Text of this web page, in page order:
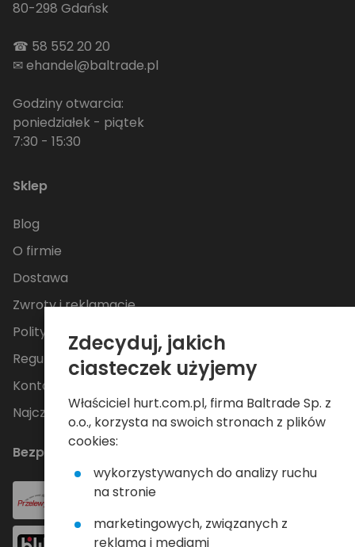
80-298 Gdańsk
☎ 58 552 20 20
✉ehandel@baltrade.pl
Godziny otwarcia:
poniedziałek - piątek
7:30 - 15:30
Sklep
Blog
O firmie
Dostawa
Zwroty i reklamacje
Polityka Prywatności
Regulamin
Kontakt
Najczęściej zadawane pytania
Bezpieczne płatności
Zdecyduj, jakich
ciasteczek użyjemy
Właściciel hurt.com.pl, firma Baltrade Sp. z
o.o., korzysta na swoich stronach z plików
cookies:
wykorzystywanych do analizy ruchu
na stronie
marketingowych, związanych z
reklamą i mediami